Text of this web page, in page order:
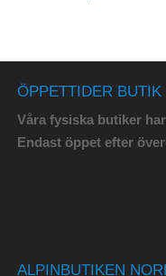
ÖPPETTIDER BUTIK
Våra fysiska butiker
Endast öppet efter
ALPINBUTIKEN